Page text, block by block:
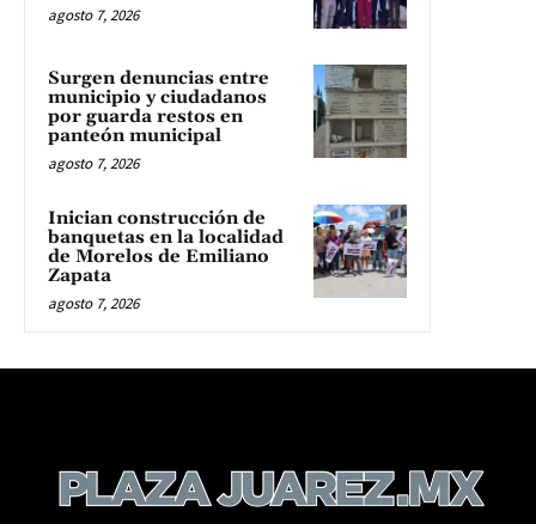
agosto 7, 2026
Surgen denuncias entre
municipio y ciudadanos
por guarda restos en
panteón municipal
agosto 7, 2026
Inician construcción de
banquetas en la localidad
de Morelos de Emiliano
Zapata
agosto 7, 2026